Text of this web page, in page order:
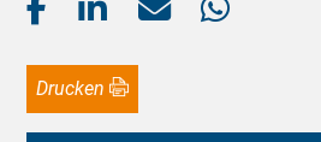
Drucken